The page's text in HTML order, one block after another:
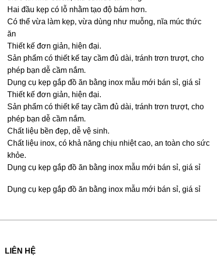
Hai đầu kẹp có lỗ nhằm tạo độ bám hơn.
Có thể vừa làm kẹp, vừa dùng như muỗng, nĩa múc thức
ăn
Thiết kế đơn giản, hiện đại.
Sản phẩm có thiết kế tay cầm đủ dài, tránh trơn trượt, cho
phép bạn dễ cầm nắm.
Dụng cụ kẹp gắp đồ ăn bằng inox mẫu mới bán sỉ, giá sỉ
Thiết kế đơn giản, hiện đại.
Sản phẩm có thiết kế tay cầm đủ dài, tránh trơn trượt, cho
phép bạn dễ cầm nắm.
Chất liệu bền đẹp, dễ vệ sinh.
Chất liệu inox, có khả năng chịu nhiệt cao, an toàn cho sức
khỏe.
Dụng cụ kẹp gắp đồ ăn bằng inox mẫu mới bán sỉ, giá sỉ
Dụng cụ kẹp gắp đồ ăn bằng inox mẫu mới bán sỉ, giá sỉ
LIÊN HỆ